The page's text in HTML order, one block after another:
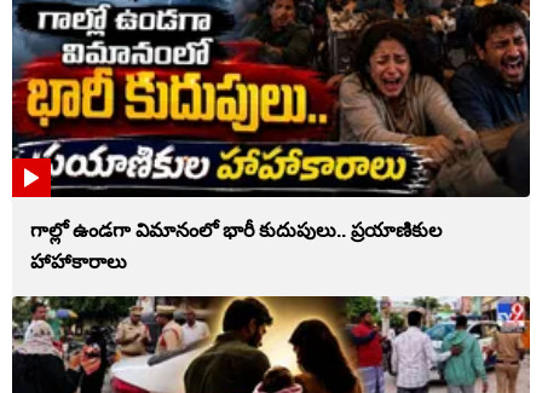
గాల్లో ఉండగా విమానంలో భారీ కుదుపులు.. ప్రయాణికుల
హాహాకారాలు